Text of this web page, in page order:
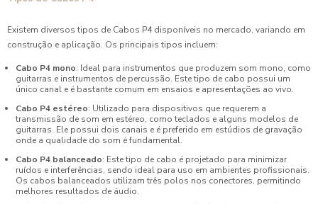
Existem diversos tipos de Cabos P4 disponíveis no mercado, variando em
construção e aplicação. Os principais tipos incluem:
Cabo P4 mono: Ideal para instrumentos que produzem som mono, como
guitarras e instrumentos de percussão. Este tipo de cabo possui um
único canal e é bastante comum em ensaios e apresentações ao vivo.
Cabo P4 estéreo: Utilizado para dispositivos que requerem a
transmissão de som em estéreo, como teclados e alguns modelos de
guitarras. Ele possui dois canais e é preferido em estúdios de gravação
onde a qualidade do som é fundamental.
Cabo P4 balanceado: Este tipo de cabo é projetado para minimizar
ruídos e interferências, sendo ideal para uso em ambientes profissionais.
Os cabos balanceados utilizam três polos nos conectores, permitindo
melhores resultados de áudio.